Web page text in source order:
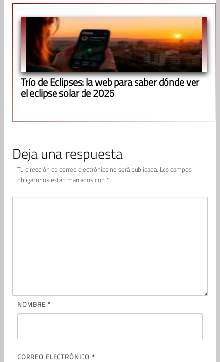
Trío de Eclipses: la web para saber dónde ver
el eclipse solar de 2026
Deja una respuesta
Tu dirección de correo electrónico no será publicada. Los campos
obligatorios están marcados con *
NOMBRE *
CORREO ELECTRÓNICO *